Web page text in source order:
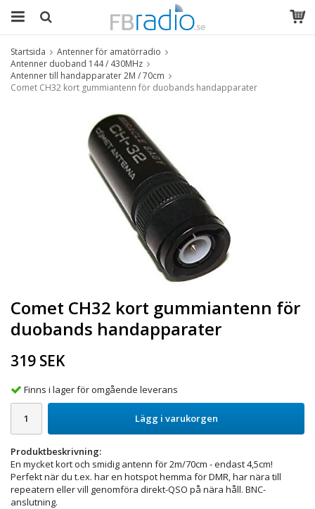
Startsida
Antenner för amatörradio
Antenner duoband 144 / 430MHz
Antenner till handapparater 2M / 70cm
Comet CH32 kort gummiantenn för duobands handapparater
Comet CH32 kort gummiantenn för
duobands handapparater
319 SEK
Finns i lager för omgående leverans
Lägg i varukorgen
Produktbeskrivning:
En mycket kort och smidig antenn för 2m/70cm - endast 4,5cm!
Perfekt när du t.ex. har en hotspot hemma för DMR, har nära till
repeatern eller vill genomföra direkt-QSO på nära håll. BNC-
anslutning.